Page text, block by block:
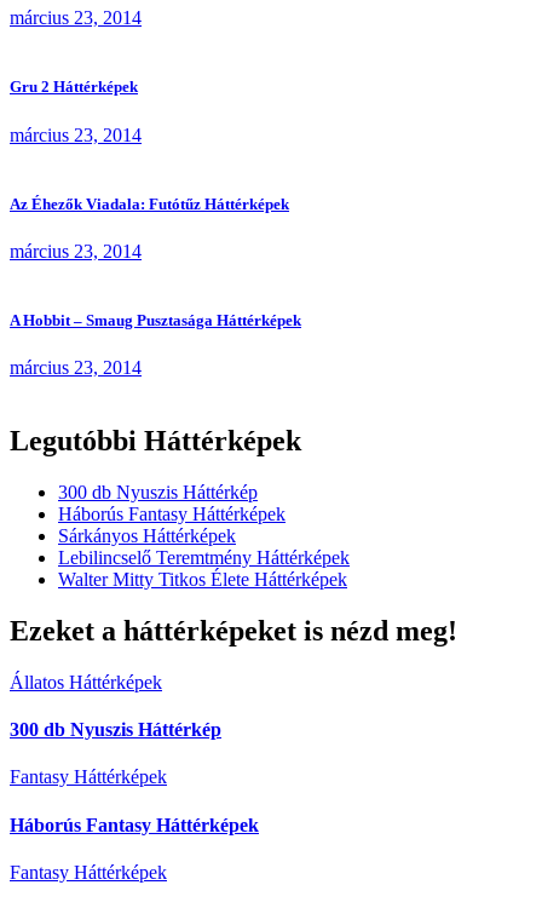
március 23, 2014
Gru 2 Háttérképek
március 23, 2014
Az Éhezők Viadala: Futótűz Háttérképek
március 23, 2014
A Hobbit – Smaug Pusztasága Háttérképek
március 23, 2014
Legutóbbi Háttérképek
300 db Nyuszis Háttérkép
Háborús Fantasy Háttérképek
Sárkányos Háttérképek
Lebilincselő Teremtmény Háttérképek
Walter Mitty Titkos Élete Háttérképek
Ezeket a háttérképeket is nézd meg!
Állatos Háttérképek
300 db Nyuszis Háttérkép
Fantasy Háttérképek
Háborús Fantasy Háttérképek
Fantasy Háttérképek